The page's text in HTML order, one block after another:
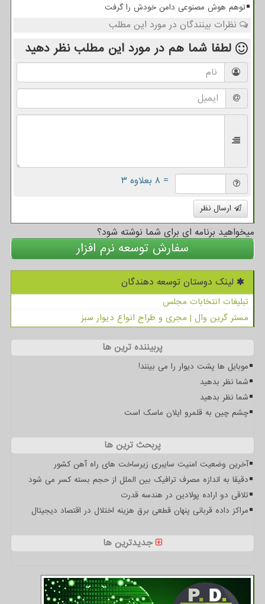
توهم هوش مصنوعی دامن خودش را گرفت
نظرات بینندگان در مورد این مطلب
لطفا شما هم در مورد این مطلب نظر دهید
= ۸ بعلاوه ۳
ارسال نظر
میخواهید برنامه ای برای شما نوشته شود؟
سفارش توسعه نرم افزار
لینک دوستان توسعه دهندگان
تبلیغات انتخابات مجلس
مستر گرین وال | مجری و طراح انواع دیوار سبز
پربیننده ترین ها
موبایل ها پشت دیوار را می بینند!
شما نظر بدهید
شما نظر بدهید
چشم چین به قلمرو ایلان ماسک است
پربحث ترین ها
آخرین وضعیت امنیت سایبری زیرساخت های راه آهن کشور
دقیقا به اندازه مصرف ترافیک بین الملل از حجم بسته کسر می شود
تلاقی دو اراده پولادین در هندسه قدرت
مراکز داده قربانی پنهان قطعی برق هزینه اختلال در اقتصاد دیجیتال
جدیدترین ها